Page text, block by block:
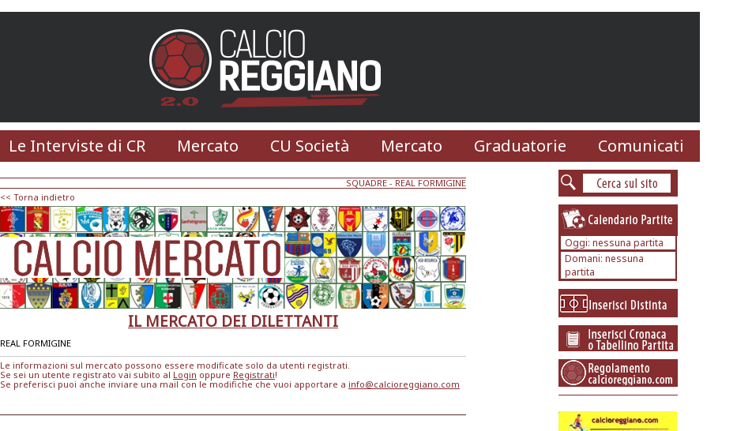
Le Interviste di CR Mercato CU Società Mercato Graduatorie Comunicati
SQUADRE - REAL FORMIGINE
<< Torna indietro
IL MERCATO DEI DILETTANTI
REAL FORMIGINE
Le informazioni sul mercato possono essere modificate solo da utenti registrati.
Se sei un utente registrato vai subito al Login oppure Registrati!
Se preferisci puoi anche inviare una mail con le modifiche che vuoi apportare a info@calcioreggiano.com
Oggi: nessuna partita
Domani: nessuna
partita